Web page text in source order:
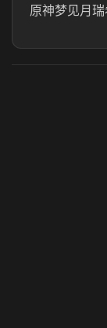
原神梦见月